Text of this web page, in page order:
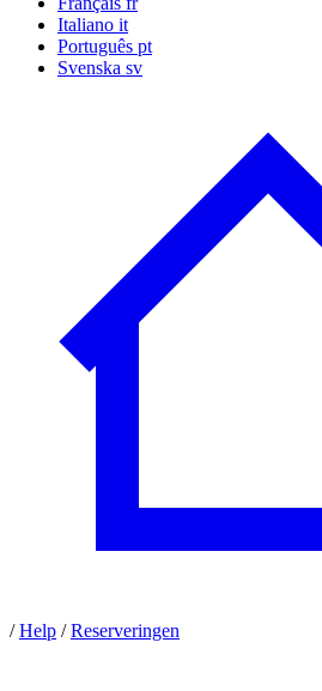
Italiano it
Português pt
Svenska sv
/ Help / Reserveringen